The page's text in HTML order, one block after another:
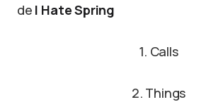
de I Hate Spring
1. Calls
2. Things